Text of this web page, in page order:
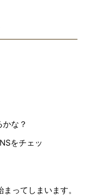
な？
をチェッ
ってしまいます。